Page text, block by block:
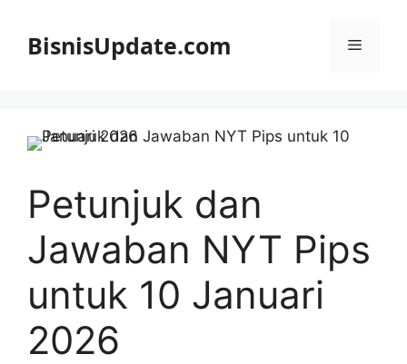
BisnisUpdate.com Menu
Petunjuk dan
Jawaban NYT Pips
untuk 10 Januari
2026